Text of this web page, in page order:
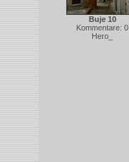
Buje 10
Kommentare: 0
Hero_